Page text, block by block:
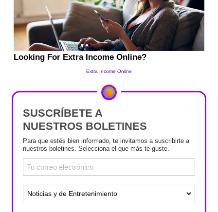
SUSCRÍBETE A
NUESTROS BOLETINES
Para que estés bien informado, te invitamos a suscribirte a
nuestros boletines. Selecciona el que más te guste.